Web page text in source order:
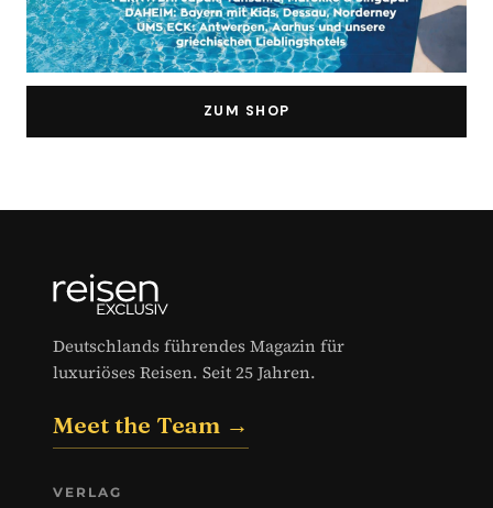
ZUM SHOP
Deutschlands führendes Magazin für
luxuriöses Reisen. Seit 25 Jahren.
Meet the Team →
VERLAG